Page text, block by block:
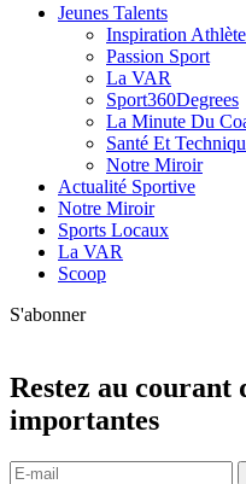
Jeunes Talents
Inspiration
Passion Sport
La VAR
Sport360Degrees
La Minute Du
Santé Et
Notre Miroir
Actualité Sportive
Notre Miroir
Sports Locaux
La VAR
Scoop
S'abonner
Restez au courant
importantes